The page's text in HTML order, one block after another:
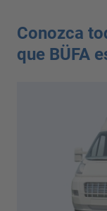
Conozca
que BÜFA